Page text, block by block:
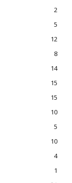
2
5
12
8
14
15
15
10
5
10
4
1